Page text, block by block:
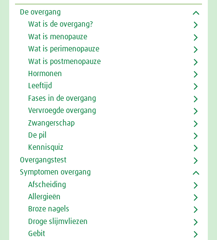
De overgang
Wat is de overgang?
Wat is menopauze
Wat is perimenopauze
Wat is postmenopauze
Hormonen
Leeftijd
Fases in de overgang
Vervroegde overgang
Zwangerschap
De pil
Kennisquiz
Overgangstest
Symptomen overgang
Afscheiding
Allergieën
Broze nagels
Droge slijmvliezen
Gebit